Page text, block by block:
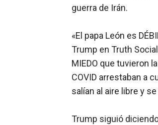
guerra de Irán.
«El papa León es
Trump en Truth
MIEDO que tuvieron
COVID arrestaban a
salían al aire libre y
Trump siguió